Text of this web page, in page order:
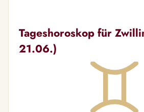
Tageshoroskop für
21.06.)